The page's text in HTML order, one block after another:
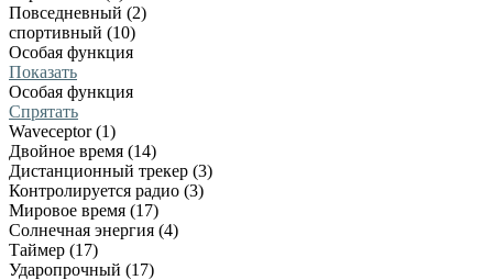
Повседневный (2)
спортивный (10)
Особая функция
Показать
Особая функция
Спрятать
Waveceptor (1)
Двойное время (14)
Дистанционный трекер (3)
Контролируется радио (3)
Мировое время (17)
Солнечная энергия (4)
Таймер (17)
Ударопрочный (17)